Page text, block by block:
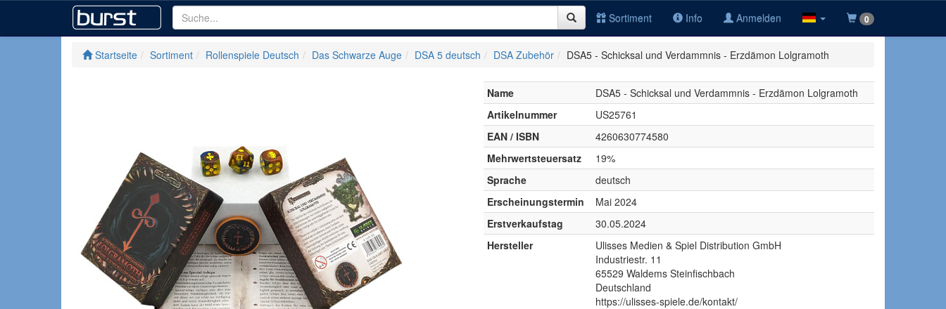
Sortiment Info Anmelden 0
Startseite Sortiment Rollenspiele Deutsch Das Schwarze Auge DSA 5 deutsch DSA Zubehör DSA5 - Schicksal und Verdammnis - Erzdämon Lolgramoth
Name
DSA5 - Schicksal und Verdammnis - Erzdämon Lolgramoth
Artikelnummer
US25761
EAN / ISBN
4260630774580
Mehrwertsteuersatz
19%
Sprache
deutsch
Erscheinungstermin
Mai 2024
Erstverkaufstag
30.05.2024
Hersteller
Ulisses Medien & Spiel Distribution GmbH
Industriestr. 11
65529 Waldems Steinfischbach
Deutschland
https://ulisses-spiele.de/kontakt/